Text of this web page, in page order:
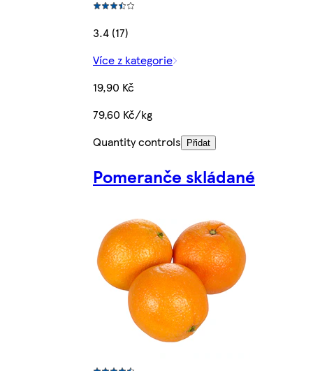
3.4 (17)
Více z kategorie
19,90 Kč
79,60 Kč/kg
Quantity controls
Přidat
Pomeranče skládané